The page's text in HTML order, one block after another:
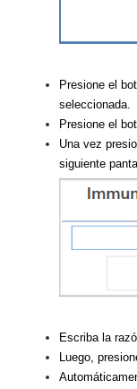
Presione el
seleccionada.
Presione el
Una vez
siguiente
Escriba la
Luego,